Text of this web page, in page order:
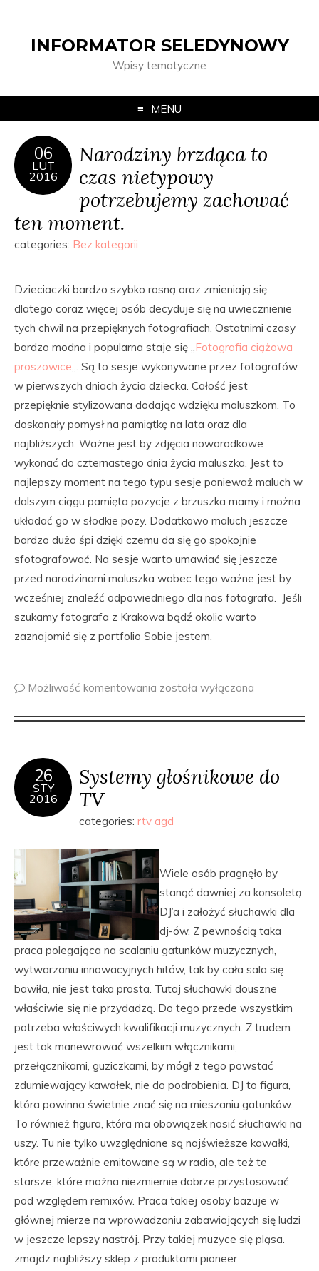
INFORMATOR SELEDYNOWY
Wpisy tematyczne
MENU
06
LUT
2016
Narodziny brzdąca to
czas nietypowy
potrzebujemy zachować
ten moment.
categories: Bez kategorii
Dzieciaczki bardzo szybko rosną oraz zmieniają się
dlatego coraz więcej osób decyduje się na uwiecznienie
tych chwil na przepięknych fotografiach. Ostatnimi czasy
bardzo modna i popularna staje się „Fotografia ciążowa
proszowice„. Są to sesje wykonywane przez fotografów
w pierwszych dniach życia dziecka. Całość jest
przepięknie stylizowana dodając wdzięku maluszkom. To
doskonały pomysł na pamiątkę na lata oraz dla
najbliższych. Ważne jest by zdjęcia noworodkowe
wykonać do czternastego dnia życia maluszka. Jest to
najlepszy moment na tego typu sesje ponieważ maluch w
dalszym ciągu pamięta pozycje z brzuszka mamy i można
układać go w słodkie pozy. Dodatkowo maluch jeszcze
bardzo dużo śpi dzięki czemu da się go spokojnie
sfotografować. Na sesje warto umawiać się jeszcze
przed narodzinami maluszka wobec tego ważne jest by
wcześniej znaleźć odpowiedniego dla nas fotografa. Jeśli
szukamy fotografa z Krakowa bądź okolic warto
zaznajomić się z portfolio Sobie jestem.
Możliwość komentowania została wyłączona
26
STY
2016
Systemy głośnikowe do
TV
categories: rtv agd
Wiele osób pragnęło by
stanąć dawniej za konsoletą
DJ’a i założyć słuchawki dla
dj-ów. Z pewnością taka
praca polegająca na scalaniu gatunków muzycznych,
wytwarzaniu innowacyjnych hitów, tak by cała sala się
bawiła, nie jest taka prosta. Tutaj słuchawki douszne
właściwie się nie przydadzą. Do tego przede wszystkim
potrzeba właściwych kwalifikacji muzycznych. Z trudem
jest tak manewrować wszelkim włącznikami,
przełącznikami, guziczkami, by mógł z tego powstać
zdumiewający kawałek, nie do podrobienia. DJ to figura,
która powinna świetnie znać się na mieszaniu gatunków.
To również figura, która ma obowiązek nosić słuchawki na
uszy. Tu nie tylko uwzględniane są najświeższe kawałki,
które przeważnie emitowane są w radio, ale też te
starsze, które można niezmiernie dobrze przystosować
pod względem remixów. Praca takiej osoby bazuje w
głównej mierze na wprowadzaniu zabawiających się ludzi
w jeszcze lepszy nastrój. Przy takiej muzyce się pląsa.
zmajdz najbliższy sklep z produktami pioneer